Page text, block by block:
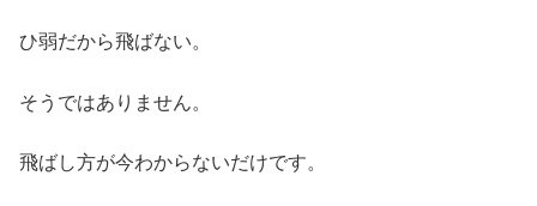
ひ弱だから飛ばない。
そうではありません。
飛ばし方が今わからないだけです。